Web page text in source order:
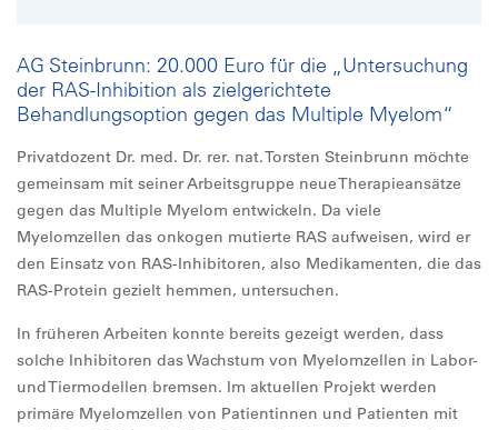
AG Steinbrunn: 20.000 Euro für die „Untersuchung
der RAS-Inhibition als zielgerichtete
Behandlungsoption gegen das Multiple Myelom“
Privatdozent Dr. med. Dr. rer. nat. Torsten Steinbrunn möchte
gemeinsam mit seiner Arbeitsgruppe neue Therapieansätze
gegen das Multiple Myelom entwickeln. Da viele
Myelomzellen das onkogen mutierte RAS aufweisen, wird er
den Einsatz von RAS-Inhibitoren, also Medikamenten, die das
RAS-Protein gezielt hemmen, untersuchen.
In früheren Arbeiten konnte bereits gezeigt werden, dass
solche Inhibitoren das Wachstum von Myelomzellen in Labor-
und Tiermodellen bremsen. Im aktuellen Projekt werden
primäre Myelomzellen von Patientinnen und Patienten mit